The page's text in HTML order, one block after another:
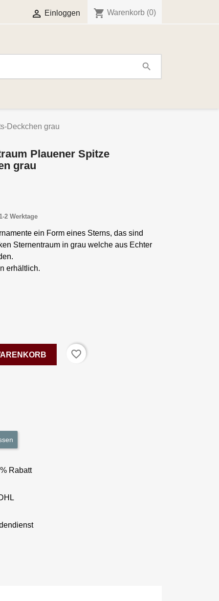
 Einloggen shopping_cart Warenkorb (0)
search
Deckchen grau
Plauener Spitze
grau
2 Werktage
ein Form eines Sterns, das sind
Sternentraum in grau welche aus Echter
erhältlich.
favorite_border
Rabatt